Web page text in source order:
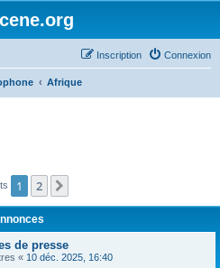
Connexion
Inscription
Afrique
1 2
de presse
« 10 déc. 2025, 16:40